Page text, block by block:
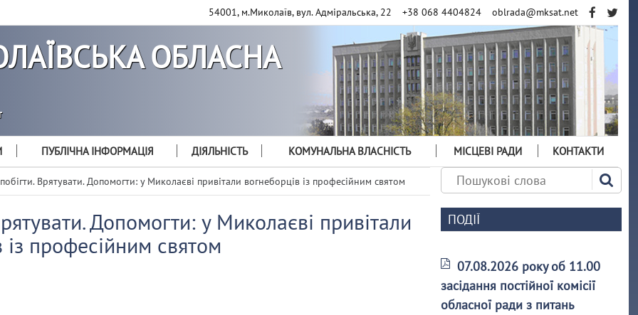
54001, м.Миколаїв, вул. Адміральська, 22 +38 068 4404824 oblrada@mksat.net
ОБЛАСНА
ПУБЛІЧНА ІНФОРМАЦІЯ ДІЯЛЬНІСТЬ КОМУНАЛЬНА ВЛАСНІСТЬ МІСЦЕВІ РАДИ КОНТАКТИ
Врятувати. Допомогти: у Миколаєві привітали вогнеборців із професійним святом
Допомогти: у Миколаєві привітали
із професійним святом
ПОДІЇ
07.08.2026 року об 11.00
засідання постійної комісії
обласної ради з питань